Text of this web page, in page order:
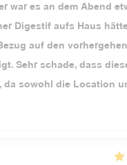
war es an dem Abend
Digestif aufs Haus
auf den
Sehr schade, dass
da sowohl die Location